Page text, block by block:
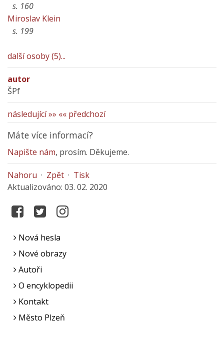
s. 160
Miroslav Klein
s. 199
další osoby (5)...
autor
ŠPf
následující »» «« předchozí
Máte více informací?
Napište nám, prosím. Děkujeme.
Nahoru · Zpět · Tisk
Aktualizováno: 03. 02. 2020
Nová hesla
Nové obrazy
Autoři
O encyklopedii
Kontakt
Město Plzeň